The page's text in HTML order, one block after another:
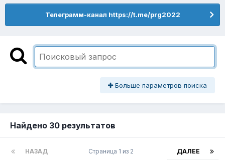
Телеграмм-канал https://t.me/prg2022
Больше параметров поиска
Найдено 30 результатов
НАЗАД ДАЛЕЕ
Страница 1 из 2